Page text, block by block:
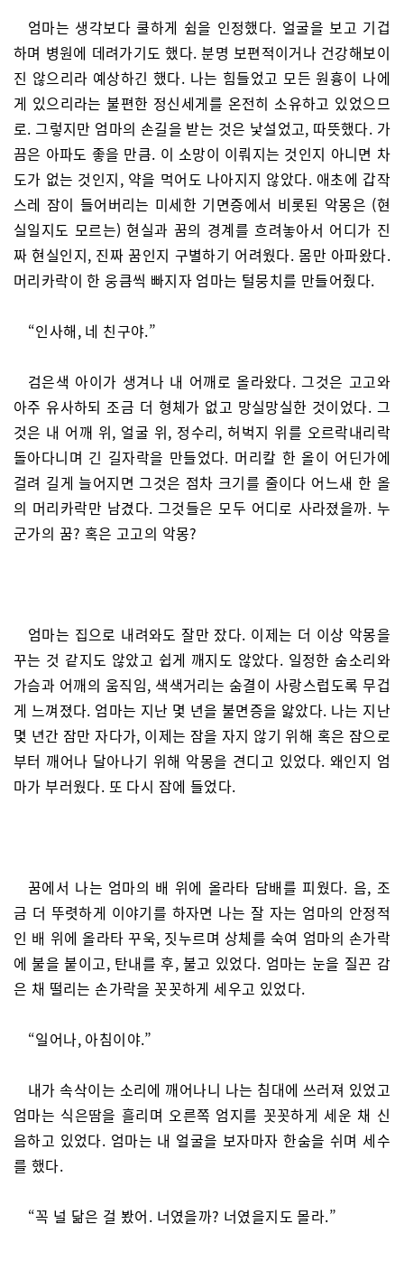
엄마는 생각보다 쿨하게 쉼을 인정했다. 얼굴을 보고 기겁
하며 병원에 데려가기도 했다. 분명 보편적이거나 건강해보이
진 않으리라 예상하긴 했다. 나는 힘들었고 모든 원흉이 나에
게 있으리라는 불편한 정신세게를 온전히 소유하고 있었으므
로. 그렇지만 엄마의 손길을 받는 것은 낯설었고, 따뜻했다. 가
끔은 아파도 좋을 만큼. 이 소망이 이뤄지는 것인지 아니면 차
도가 없는 것인지, 약을 먹어도 나아지지 않았다. 애초에 갑작
스레 잠이 들어버리는 미세한 기면증에서 비롯된 악몽은 (현
실일지도 모르는) 현실과 꿈의 경계를 흐려놓아서 어디가 진
짜 현실인지, 진짜 꿈인지 구별하기 어려웠다. 몸만 아파왔다.
머리카락이 한 웅큼씩 빠지자 엄마는 털뭉치를 만들어줬다.
“인사해, 네 친구야.”
검은색 아이가 생겨나 내 어깨로 올라왔다. 그것은 고고와
아주 유사하되 조금 더 형체가 없고 망실망실한 것이었다. 그
것은 내 어깨 위, 얼굴 위, 정수리, 허벅지 위를 오르락내리락
돌아다니며 긴 길자락을 만들었다. 머리칼 한 올이 어딘가에
걸려 길게 늘어지면 그것은 점차 크기를 줄이다 어느새 한 올
의 머리카락만 남겼다. 그것들은 모두 어디로 사라졌을까. 누
군가의 꿈? 혹은 고고의 악몽?
엄마는 집으로 내려와도 잘만 잤다. 이제는 더 이상 악몽을
꾸는 것 같지도 않았고 쉽게 깨지도 않았다. 일정한 숨소리와
가슴과 어깨의 움직임, 색색거리는 숨결이 사랑스럽도록 무겁
게 느껴졌다. 엄마는 지난 몇 년을 불면증을 앓았다. 나는 지난
몇 년간 잠만 자다가, 이제는 잠을 자지 않기 위해 혹은 잠으로
부터 깨어나 달아나기 위해 악몽을 견디고 있었다. 왜인지 엄
마가 부러웠다. 또 다시 잠에 들었다.
꿈에서 나는 엄마의 배 위에 올라타 담배를 피웠다. 음, 조
금 더 뚜렷하게 이야기를 하자면 나는 잘 자는 엄마의 안정적
인 배 위에 올라타 꾸욱, 짓누르며 상체를 숙여 엄마의 손가락
에 불을 붙이고, 탄내를 후, 불고 있었다. 엄마는 눈을 질끈 감
은 채 떨리는 손가락을 꼿꼿하게 세우고 있었다.
“일어나, 아침이야.”
내가 속삭이는 소리에 깨어나니 나는 침대에 쓰러져 있었고
엄마는 식은땀을 흘리며 오른쪽 엄지를 꼿꼿하게 세운 채 신
음하고 있었다. 엄마는 내 얼굴을 보자마자 한숨을 쉬며 세수
를 했다.
“꼭 널 닮은 걸 봤어. 너였을까? 너였을지도 몰라.”